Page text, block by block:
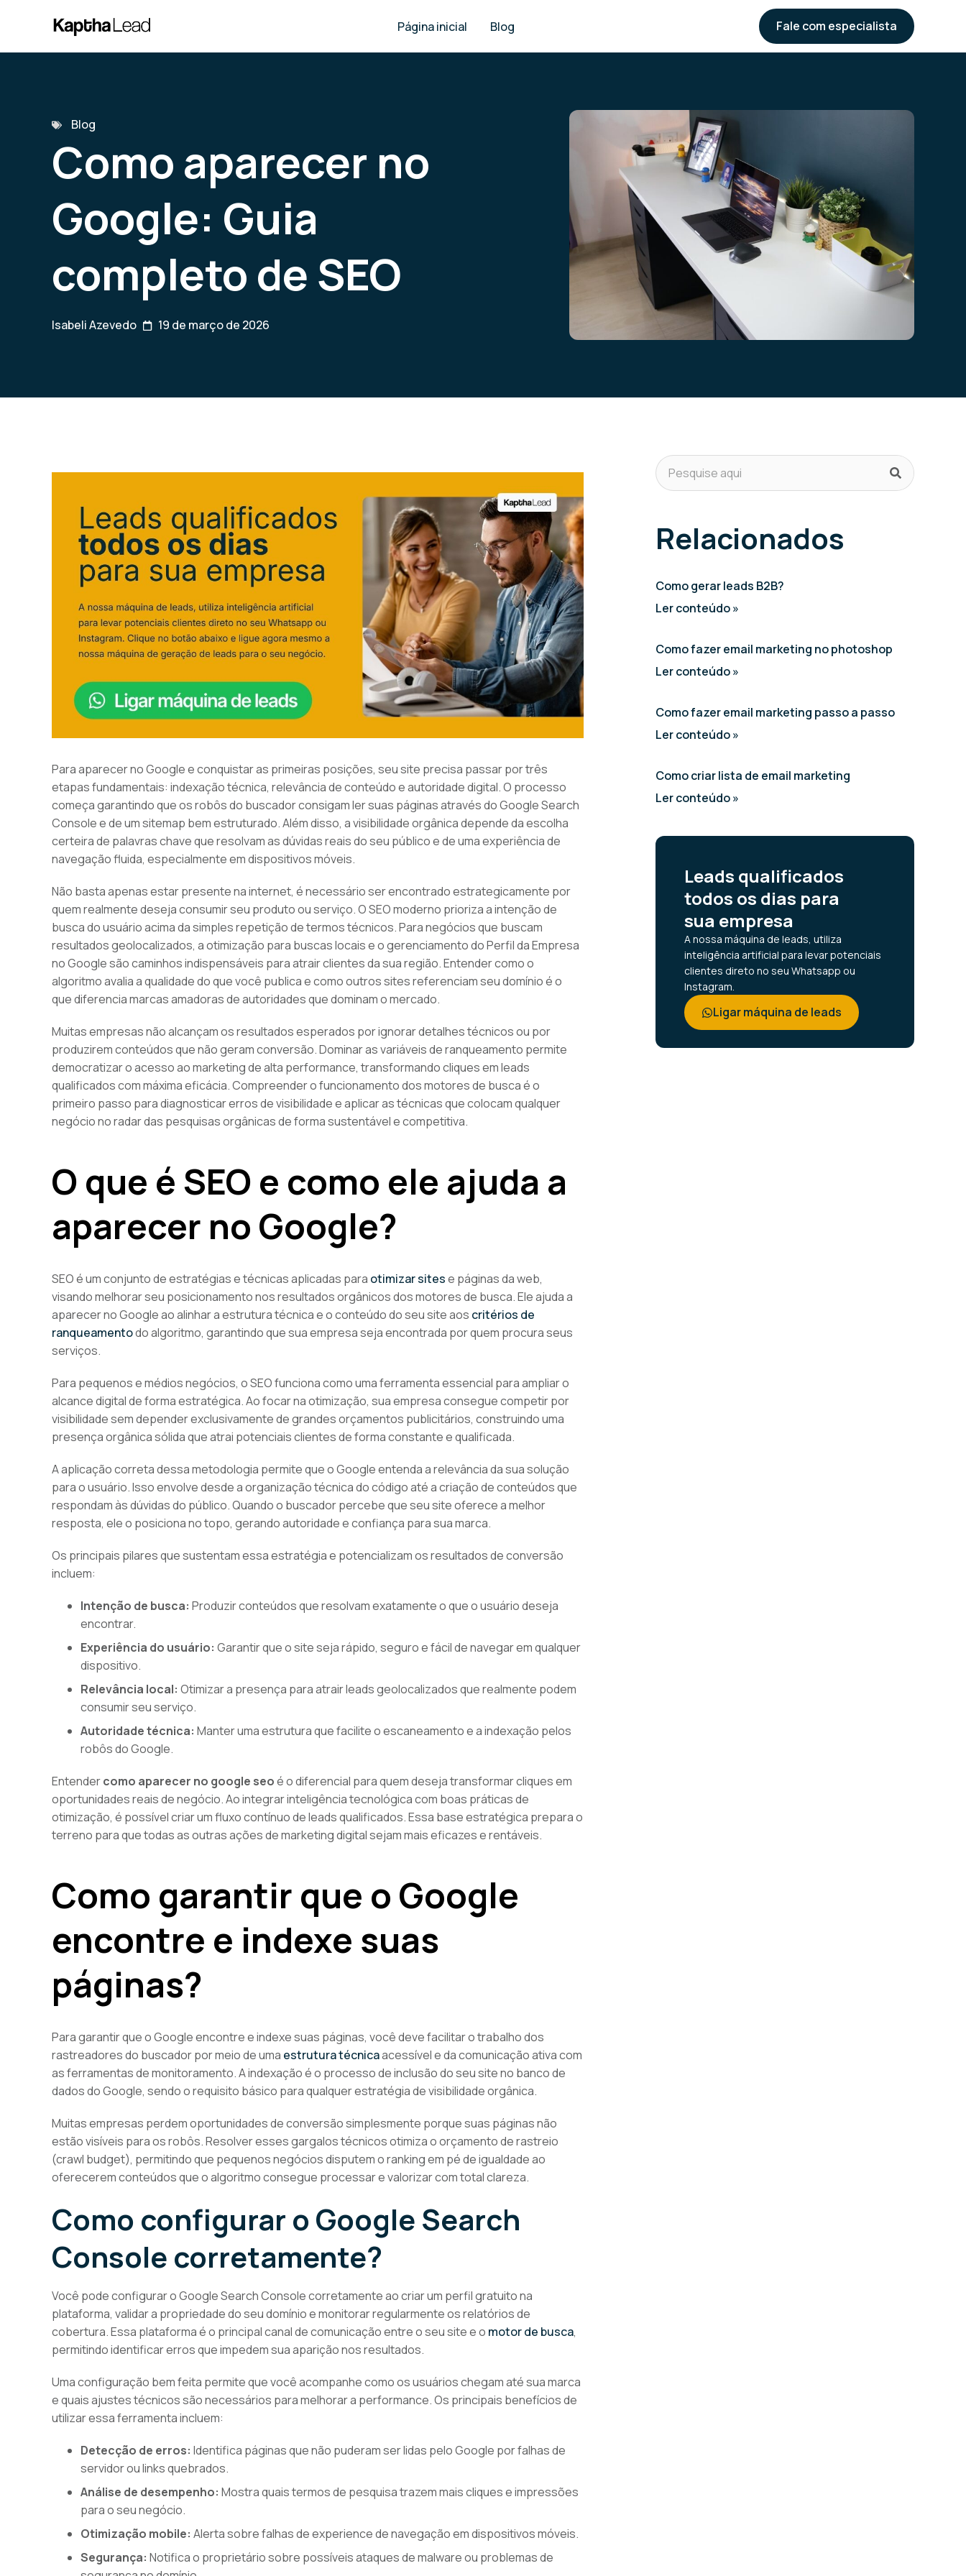
Página inicial Blog Fale com especialista
Blog
Como aparecer no
Google: Guia
completo de SEO
Isabeli Azevedo 19 de março de 2026
Para aparecer no Google e conquistar as primeiras posições, seu site precisa passar por três
etapas fundamentais: indexação técnica, relevância de conteúdo e autoridade digital. O processo
começa garantindo que os robôs do buscador consigam ler suas páginas através do Google Search
Console e de um sitemap bem estruturado. Além disso, a visibilidade orgânica depende da escolha
certeira de palavras chave que resolvam as dúvidas reais do seu público e de uma experiência de
navegação fluida, especialmente em dispositivos móveis.
Não basta apenas estar presente na internet, é necessário ser encontrado estrategicamente por
quem realmente deseja consumir seu produto ou serviço. O SEO moderno prioriza a intenção de
busca do usuário acima da simples repetição de termos técnicos. Para negócios que buscam
resultados geolocalizados, a otimização para buscas locais e o gerenciamento do Perfil da Empresa
no Google são caminhos indispensáveis para atrair clientes da sua região. Entender como o
algoritmo avalia a qualidade do que você publica e como outros sites referenciam seu domínio é o
que diferencia marcas amadoras de autoridades que dominam o mercado.
Muitas empresas não alcançam os resultados esperados por ignorar detalhes técnicos ou por
produzirem conteúdos que não geram conversão. Dominar as variáveis de ranqueamento permite
democratizar o acesso ao marketing de alta performance, transformando cliques em leads
qualificados com máxima eficácia. Compreender o funcionamento dos motores de busca é o
primeiro passo para diagnosticar erros de visibilidade e aplicar as técnicas que colocam qualquer
negócio no radar das pesquisas orgânicas de forma sustentável e competitiva.
O que é SEO e como ele ajuda a
aparecer no Google?
SEO é um conjunto de estratégias e técnicas aplicadas para otimizar sitese páginas da web,
visando melhorar seu posicionamento nos resultados orgânicos dos motores de busca. Ele ajuda a
aparecer no Google ao alinhar a estrutura técnica e o conteúdo do seu site aos critérios de
ranqueamentodo algoritmo, garantindo que sua empresa seja encontrada por quem procura seus
serviços.
Para pequenos e médios negócios, o SEO funciona como uma ferramenta essencial para ampliar o
alcance digital de forma estratégica. Ao focar na otimização, sua empresa consegue competir por
visibilidade sem depender exclusivamente de grandes orçamentos publicitários, construindo uma
presença orgânica sólida que atrai potenciais clientes de forma constante e qualificada.
A aplicação correta dessa metodologia permite que o Google entenda a relevância da sua solução
para o usuário. Isso envolve desde a organização técnica do código até a criação de conteúdos que
respondam às dúvidas do público. Quando o buscador percebe que seu site oferece a melhor
resposta, ele o posiciona no topo, gerando autoridade e confiança para sua marca.
Os principais pilares que sustentam essa estratégia e potencializam os resultados de conversão
incluem:
Intenção de busca: Produzir conteúdos que resolvam exatamente o que o usuário deseja
encontrar.
Experiência do usuário: Garantir que o site seja rápido, seguro e fácil de navegar em qualquer
dispositivo.
Relevância local: Otimizar a presença para atrair leads geolocalizados que realmente podem
consumir seu serviço.
Autoridade técnica: Manter uma estrutura que facilite o escaneamento e a indexação pelos
robôs do Google.
Entendercomo aparecer no google seoé o diferencial para quem deseja transformar cliques em
oportunidades reais de negócio. Ao integrar inteligência tecnológica com boas práticas de
otimização, é possível criar um fluxo contínuo de leads qualificados. Essa base estratégica prepara o
terreno para que todas as outras ações de marketing digital sejam mais eficazes e rentáveis.
Como garantir que o Google
encontre e indexe suas
páginas?
Para garantir que o Google encontre e indexe suas páginas, você deve facilitar o trabalho dos
rastreadores do buscador por meio de uma estrutura técnicaacessível e da comunicação ativa com
as ferramentas de monitoramento. A indexação é o processo de inclusão do seu site no banco de
dados do Google, sendo o requisito básico para qualquer estratégia de visibilidade orgânica.
Muitas empresas perdem oportunidades de conversão simplesmente porque suas páginas não
estão visíveis para os robôs. Resolver esses gargalos técnicos otimiza o orçamento de rastreio
(crawl budget), permitindo que pequenos negócios disputem o ranking em pé de igualdade ao
oferecerem conteúdos que o algoritmo consegue processar e valorizar com total clareza.
Como configurar o Google Search
Console corretamente?
Você pode configurar o Google Search Console corretamente ao criar um perfil gratuito na
plataforma, validar a propriedade do seu domínio e monitorar regularmente os relatórios de
cobertura. Essa plataforma é o principal canal de comunicação entre o seu site e o motor de busca,
permitindo identificar erros que impedem sua aparição nos resultados.
Uma configuração bem feita permite que você acompanhe como os usuários chegam até sua marca
e quais ajustes técnicos são necessários para melhorar a performance. Os principais benefícios de
utilizar essa ferramenta incluem:
Detecção de erros: Identifica páginas que não puderam ser lidas pelo Google por falhas de
servidor ou links quebrados.
Análise de desempenho: Mostra quais termos de pesquisa trazem mais cliques e impressões
para o seu negócio.
Otimização mobile: Alerta sobre falhas de experience de navegação em dispositivos móveis.
Segurança: Notifica o proprietário sobre possíveis ataques de malware ou problemas de
Relacionados
Como gerar leads B2B?
Ler conteúdo »
Como fazer email marketing no photoshop
Ler conteúdo »
Como fazer email marketing passo a passo
Ler conteúdo »
Como criar lista de email marketing
Ler conteúdo »
Leads qualificados
todos os dias para
sua empresa
A nossa máquina de leads, utiliza
inteligência artificial para levar potenciais
clientes direto no seu Whatsapp ou
Instagram.
Ligar máquina de leads